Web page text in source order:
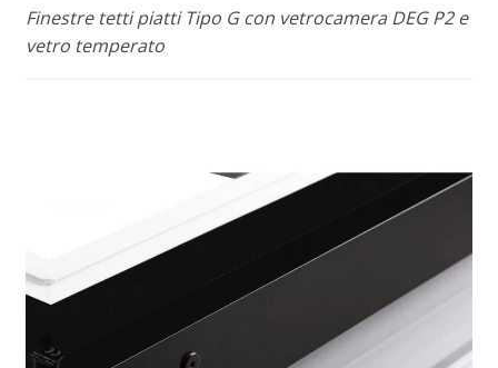
Finestre tetti piatti Tipo G con vetrocamera DEG P2 e
vetro temperato